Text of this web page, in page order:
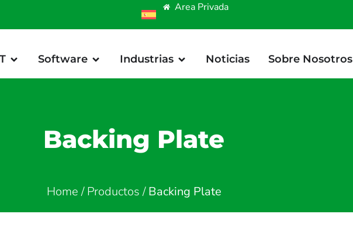
Area Privada
Software Industrias Noticias Sobre Nosotros
Backing Plate
Home/Productos/Backing Plate